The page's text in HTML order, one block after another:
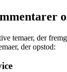
temaer, der
der opstod: